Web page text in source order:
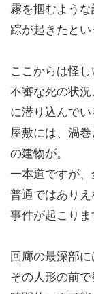
霧を掴むよう
踪が起きたとい
ここからは怪
不審な死の状
に潜り込んでい
屋敷には、渦
の建物が。
一本道ですが、
普通ではあり
事件が起こりま
回廊の最深部に
その人形の前で